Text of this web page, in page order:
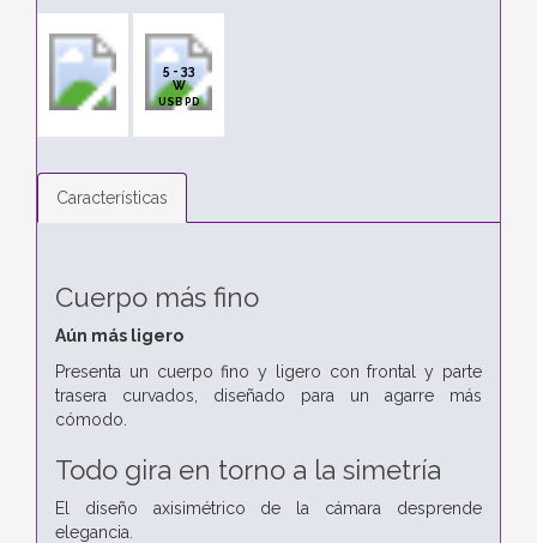
5 - 33
W
USB PD
Características
Cuerpo más fino
Aún más ligero
Presenta un cuerpo fino y ligero con frontal y parte
trasera curvados, diseñado para un agarre más
cómodo.
Todo gira en torno a la simetría
El diseño axisimétrico de la cámara desprende
elegancia.